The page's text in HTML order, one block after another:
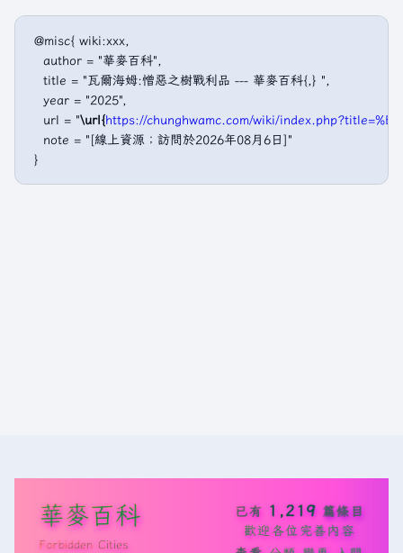
@misc{ wiki:xxx,
   author = "華麥百科",
   title = "瓦爾海姆:憎惡之樹戰利品 --- 華麥百科{,} ",
   year = "2025",
   url = "
\url{https://chunghwamc.com/wiki/
   note = "[線上資源；訪問於2026年08月6日]"
華麥百科
Forbidden Cities
已有 1,219 篇條目
歡迎各位完善內容